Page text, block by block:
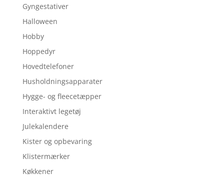
Gyngestativer
Halloween
Hobby
Hoppedyr
Hovedtelefoner
Husholdningsapparater
Hygge- og fleecetæpper
Interaktivt legetøj
Julekalendere
Kister og opbevaring
Klistermærker
Køkkener